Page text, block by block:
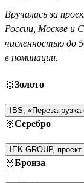
Вручалась за
России, Москве и
численностью до
в номинации.
🥇Золото
IBS,
🥈Серебро
IEK GROUP,
🥉Бронза